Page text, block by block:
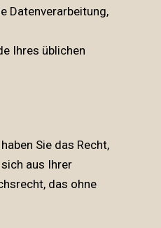
Datenverarbeitung,
Ihres üblichen
Sie das Recht,
aus Ihrer
das ohne